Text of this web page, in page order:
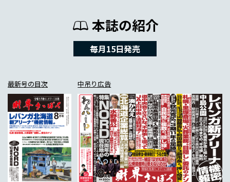
本誌の紹介
毎月15日発売
最新号の目次 中吊り広告